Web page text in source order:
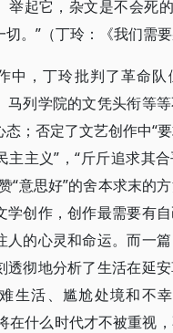
举起它，杂文是不会死
。”（丁玲：《我们需要
中，丁玲批判了革命队
马列学院的文凭头衔等
；否定了文艺创作中“
主主义”，“斤斤追求其
“意思好”的舍本求末的
学创作，创作最需要有
人的心灵和命运。而一
透彻地分析了生活在延
生活、尴尬处境和不幸
在什么时代才不被重视